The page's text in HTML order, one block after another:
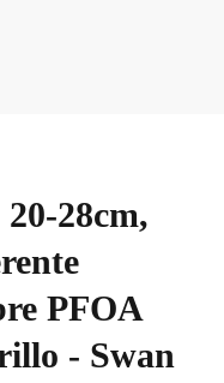
28cm,
PFOA
- Swan